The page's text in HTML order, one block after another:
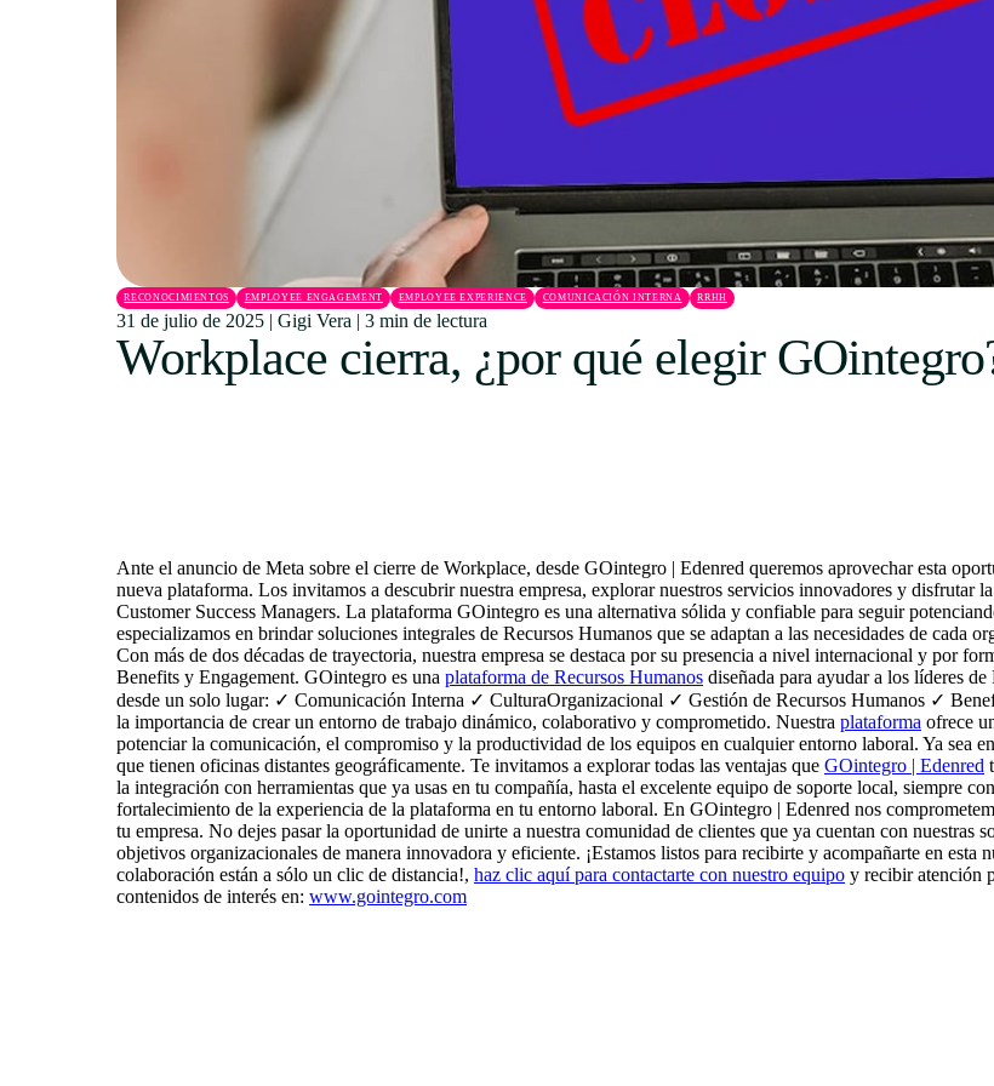
Uruguay
USA
Español
Português
RECONOCIMIENTOS EMPLOYEE ENGAGEMENT EMPLOYEE EXPERIENCE COMUNICACIÓN INTERNA RRHH
31 de julio de 2025 | Gigi Vera | 3 min de lectura
Workplace cierra, ¿por qué elegir
Ante el anuncio de Meta sobre el cierre de Workplace, desde GOintegro | Edenred queremos aprovechar esta
nueva plataforma. Los invitamos a descubrir nuestra empresa, explorar nuestros servicios innovadores y disfrutar
Customer Success Managers. La plataforma GOintegro es una alternativa sólida y confiable para seguir
especializamos en brindar soluciones integrales de Recursos Humanos que se adaptan a las necesidades de cada
Con más de dos décadas de trayectoria, nuestra empresa se destaca por su presencia a nivel internacional y por
Benefits y Engagement. GOintegro es una plataforma de Recursos Humanos diseñada para ayudar a los líderes
desde un solo lugar: ✓ Comunicación Interna ✓ CulturaOrganizacional ✓ Gestión de Recursos Humanos ✓
la importancia de crear un entorno de trabajo dinámico, colaborativo y comprometido. Nuestra plataforma ofrece
potenciar la comunicación, el compromiso y la productividad de los equipos en cualquier entorno laboral. Ya sea
que tienen oficinas distantes geográficamente. Te invitamos a explorar todas las ventajas que GOintegro | Edenred
la integración con herramientas que ya usas en tu compañía, hasta el excelente equipo de soporte local, siempre
fortalecimiento de la experiencia de la plataforma en tu entorno laboral. En GOintegro | Edenred nos
tu empresa. No dejes pasar la oportunidad de unirte a nuestra comunidad de clientes que ya cuentan con nuestras
objetivos organizacionales de manera innovadora y eficiente. ¡Estamos listos para recibirte y acompañarte en
colaboración están a sólo un clic de distancia!, haz clic aquí para contactarte con nuestro equipo y recibir atención
contenidos de interés en: www.gointegro.com